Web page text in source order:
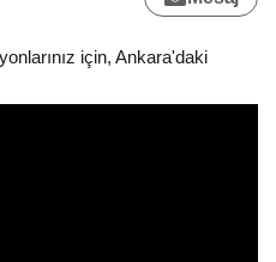
için, Ankara'daki